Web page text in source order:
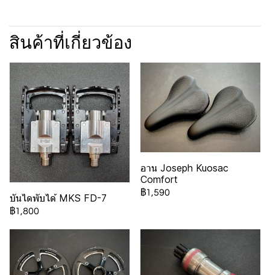
สินค้าที่เกี่ยวข้อง
บันไดพับได้ MKS FD-7
฿1,800
อาน Joseph Kuosac
Comfort
฿1,590